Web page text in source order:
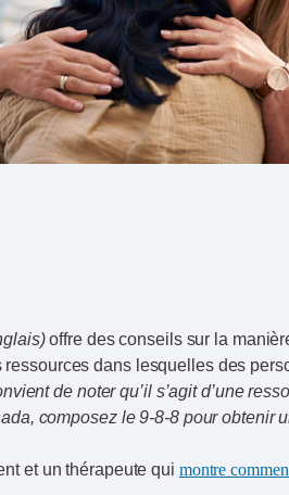
offre des conseils sur la
dans lesquelles des
de noter qu’il s’agit d’une
composez le 9-8-8 pour obtenir
et un thérapeute qui montre